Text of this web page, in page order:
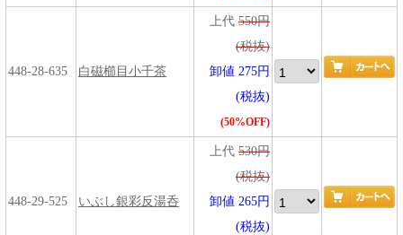
448-28-635 白磁櫛目小千茶
上代 550円
(税抜)
卸値 275円
(税抜)
(50%OFF)
448-29-525 いぶし銀彩反湯呑
上代 530円
(税抜)
卸値 265円
(税抜)